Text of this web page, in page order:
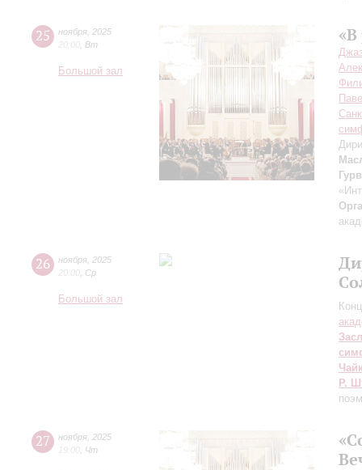
25 ноября 2025
20:00 Вт
Большой зал
26 ноября 2025
20:00 Ср
Большой зал
Р.
27 ноября 2025
19:00 Чт